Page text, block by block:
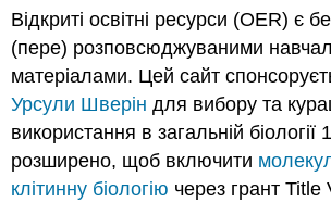
техніка
Біологія
Зміст
Розклад
лабораторії
молекулярної
та
клітинної
біології:
Відкриті освітні ресурси (OER) є
(пере) розповсюджуваними
матеріалами. Цей сайт
Урсули Шверін для вибору та
використання в загальній
розширено, щоб включити
клітинну біологію через грант Title